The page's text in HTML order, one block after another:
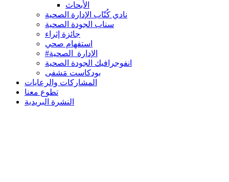
الأبحاث
نادي كُتّاب الإدارة الصحية
سناب الجودة الصحية
جائزة إثراء
استفهام صحي
#الإدارة_الصحية
انفوجرافيك الجودة الصحية
بودكاست مَشفى
المشاركات والرعايات
تطوع معنا
النشرة البريدية